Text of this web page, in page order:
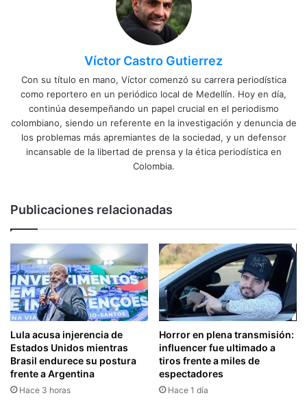
Víctor Castro Gutierrez
Con su título en mano, Víctor comenzó su carrera periodística
como reportero en un periódico local de Medellín. Hoy en día,
continúa desempeñando un papel crucial en el periodismo
colombiano, siendo un referente en la investigación y denuncia de
los problemas más apremiantes de la sociedad, y un defensor
incansable de la libertad de prensa y la ética periodística en
Colombia.
Publicaciones relacionadas
Lula acusa injerencia de
Estados Unidos mientras
Brasil endurece su postura
frente a Argentina
Hace 3 horas
Horror en plena transmisión:
influencer fue ultimado a
tiros frente a miles de
espectadores
Hace 1 día